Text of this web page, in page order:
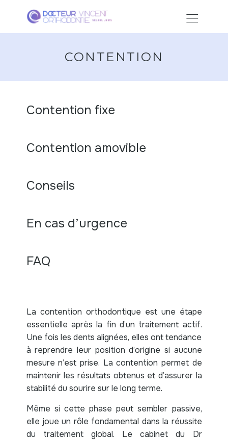
CONTENTION
Contention fixe
Contention amovible
Conseils
En cas d’urgence
FAQ
La contention orthodontique est une étape
essentielle après la fin d’un traitement actif.
Une fois les dents alignées, elles ont tendance
à reprendre leur position d’origine si aucune
mesure n’est prise. La contention permet de
maintenir les résultats obtenus et d’assurer la
stabilité du sourire sur le long terme.
Même si cette phase peut sembler passive,
elle joue un rôle fondamental dans la réussite
du traitement global. Le cabinet du Dr